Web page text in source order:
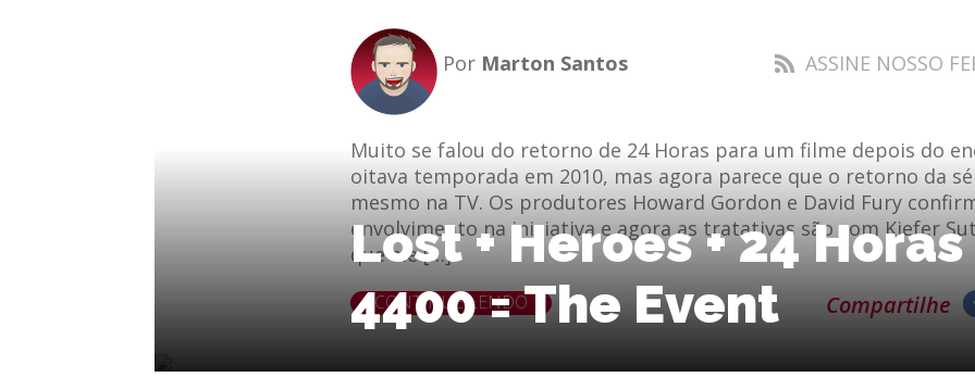
Por Marton Santos ASSINE NOSSO
Muito se falou do retorno de 24 Horas para um filme depois do
oitava temporada em 2010, mas agora parece que o retorno da
mesmo na TV. Os produtores Howard Gordon e David Fury
envolvimento na iniciativa e agora as tratativas são com Kiefer
que ele […]
CONTINUE LENDO Compartilhe
Lost + Heroes + 24 Horas
4400 = The Event